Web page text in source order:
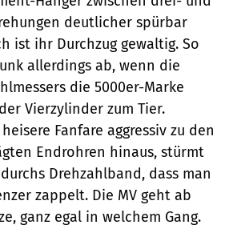
deutlicher spürbar
ist ihr Durchzug gewaltig. So
allerdings ab, wenn die
die 5000er-Marke
Vierzylinder zum Tier.
Fanfare aggressiv zu den
Endrohren hinaus, stürmt
Drehzahlband, dass man
zappelt. Die MV geht ab
ganz egal in welchem Gang.